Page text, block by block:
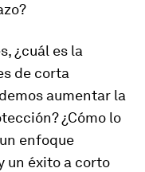
¿cuál es la
de corta
aumentar la
¿Cómo lo
enfoque
un éxito a corto